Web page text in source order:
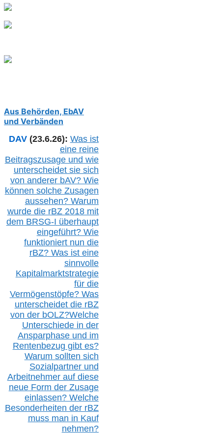
Aus Behörden, EbAV
und Verbänden
DAV (23.6.26): Was ist
eine reine
Beitragszusage und wie
unterscheidet sie sich
von anderer bAV? Wie
können solche Zusagen
aussehen? Warum
wurde die rBZ2018 mit
dem BRSG-I überhaupt
eingeführt? Wie
funktioniert nun die
rBZ? Was ist eine
sinnvolle
Kapitalmarktstrategie
für die
Vermögenstöpfe? Was
unterscheidet die rBZ
von der bOLZ?Welche
Unterschiede in der
Ansparphase und im
Rentenbezug gibt es?
Warum sollten sich
Sozialpartner und
Arbeitnehmer auf diese
neue Form der Zusage
einlassen? Welche
Besonderheiten der rBZ
muss man in Kauf
nehmen?